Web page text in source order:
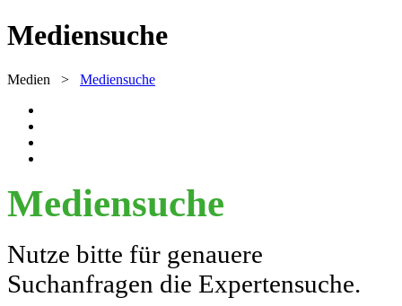
Mediensuche
Medien > Mediensuche
Mediensuche
Nutze bitte für genauere
Suchanfragen die Expertensuche.